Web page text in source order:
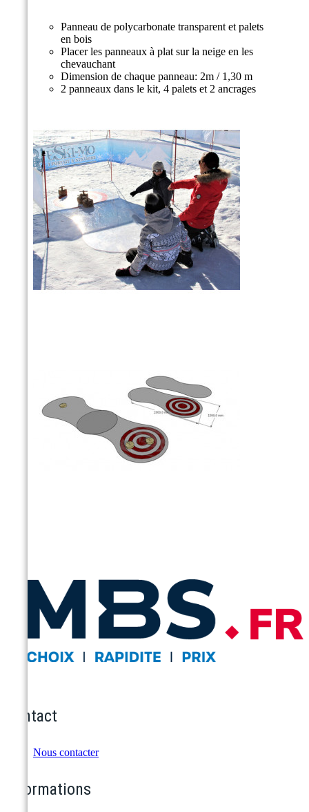
Panneau de polycarbonate transparent et palets
en bois
Placer les panneaux à plat sur la neige en les
chevauchant
Dimension de chaque panneau: 2m / 1,30 m
2 panneaux dans le kit, 4 palets et 2 ancrages
Contact
Nous contacter
Informations